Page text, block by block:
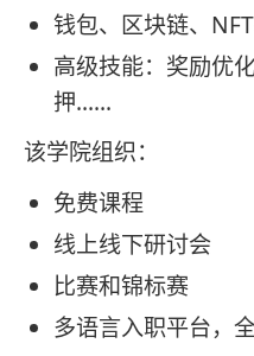
钱包、区块链、
高级技能：奖励优
押……
该学院组织：
免费课程
线上线下研讨会
比赛和锦标赛
多语言入职平台，